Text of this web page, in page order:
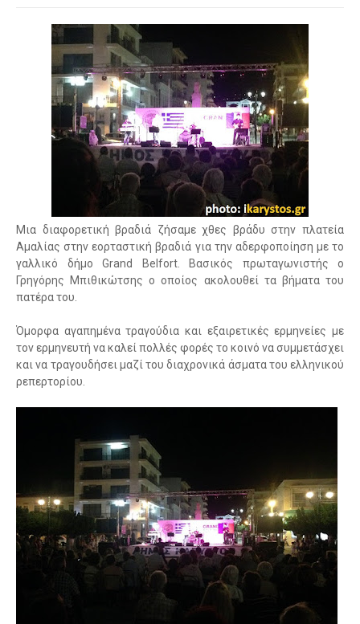
Μια διαφορετική βραδιά ζήσαμε χθες βράδυ στην πλατεία
Αμαλίας στην εορταστική βραδιά για την αδερφοποίηση με το
γαλλικό δήμο Grand Belfort. Βασικός πρωταγωνιστής ο
Γρηγόρης Μπιθικώτσης ο οποίος ακολουθεί τα βήματα του
πατέρα του.
Όμορφα αγαπημένα τραγούδια και εξαιρετικές ερμηνείες με
τον ερμηνευτή να καλεί πολλές φορές το κοινό να συμμετάσχει
και να τραγουδήσει μαζί του διαχρονικά άσματα του ελληνικού
ρεπερτορίου.